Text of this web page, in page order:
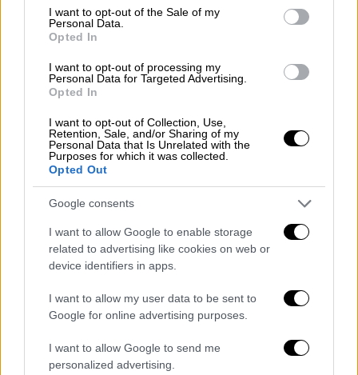
consent section.
I want to opt-out of the Sale of my
Personal Data.
Opted In
I want to opt-out of processing my
Personal Data for Targeted Advertising.
Opted In
I want to opt-out of Collection, Use,
Retention, Sale, and/or Sharing of my
Personal Data that Is Unrelated with the
Purposes for which it was collected.
Opted Out
Google consents
I want to allow Google to enable storage
related to advertising like cookies on web or
device identifiers in apps.
I want to allow my user data to be sent to
Google for online advertising purposes.
I want to allow Google to send me
personalized advertising.
καιρός τόσο πιο πιθανό είναι να μην το
ξαναδείτε…
μπήκαν στη θέση τους».
Ο πίνακας του 17ου αιώνα, αριστούργημα της
φλαμανδικής τέχνης ήταν κρεμασμένος στο
Εθνικό Μουσείο στο Γκντανσκ της
Πολωνίας, όταν στις 24 Απριλίου 1974, μια
καθαρίστρια τον χτύπησε στον τοίχο, η
κορνίζα έσπασε και ανακάλυψε ότι
ο πίνακας
είχε αντικατασταθεί με μια φωτογραφία
σκίτσο του Φλαμανδού καλλιτέχνη Άντονι
βαν Ντικ με τίτλο «The Crucifixion» είχε
A Pieter Bruegel painting was stolen
from a Polish museum in 1974. Dutch
police, journalists and art detective